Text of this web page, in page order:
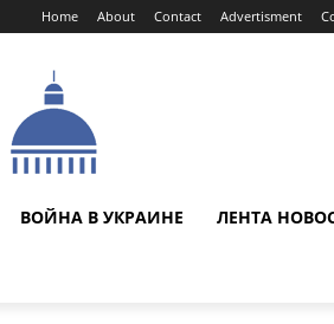
Home About Contact Advertisment
ВОЙНА В УКРАИНЕ ЛЕНТА